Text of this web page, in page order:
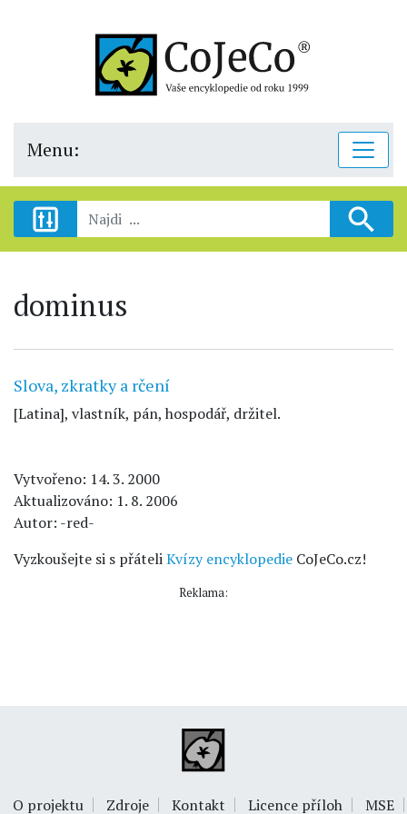
Menu:
dominus
Slova, zkratky a rčení
[Latina], vlastník, pán, hospodář, držitel.
Vytvořeno: 14. 3. 2000
Aktualizováno: 1. 8. 2006
Autor: -red-
Vyzkoušejte si s přáteliKvízy encyklopedie CoJeCo.cz!
Reklama:
O projektu Zdroje Kontakt Licence příloh MSE